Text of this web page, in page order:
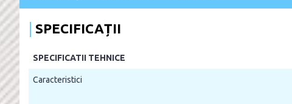
SPECIFICAȚII
SPECIFICATII TEHNICE
Caracteristici